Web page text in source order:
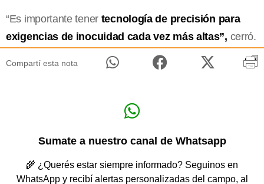
“Es importante tener tecnología de precisión para
exigencias de inocuidad cada vez más altas”, cerró.
Compartí esta nota
Sumate a nuestro canal de Whatsapp
🌾 ¿Querés estar siempre informado? Seguinos en
WhatsApp y recibí alertas personalizadas del campo, al